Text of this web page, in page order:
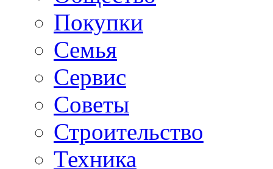
Покупки
Семья
Сервис
Советы
Строительство
Техника